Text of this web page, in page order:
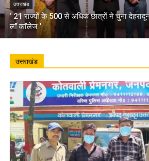
उत्तराखंड
‘ 21 राज्यों के 500 से अधिक छात्रों ने चुना
लाॅ काॅलेज ‘
उत्तराखंड